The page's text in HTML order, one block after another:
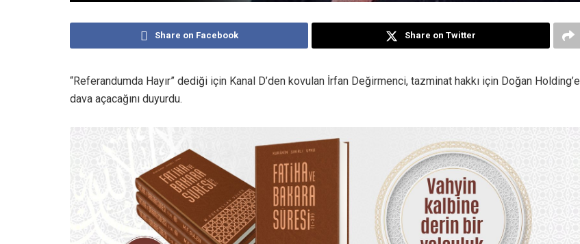
Share on Facebook Share on Twitter
“Referandumda Hayır” dediği için Kanal D’den kovulan İrfan Değirmenci, tazminat hakkı için Doğan Holding’e
dava açacağını duyurdu.